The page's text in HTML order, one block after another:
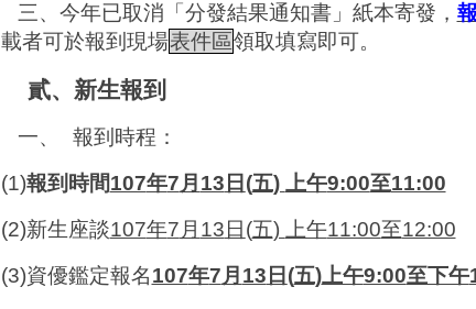
三、 今年已取消「分發結果通知書」紙本寄發，
載者可於報到現場表件區領取填寫即可。
貳、新生報到
一、
報到時程：
(1)報到時間107年7月 13 日 (五) 上午9:00至11:00
(2)新生座談107年7 月 13 日 (五) 上午11:00至12:00
(3)資優鑑定報名107年7月 13 日 (五)上午9:00至下午